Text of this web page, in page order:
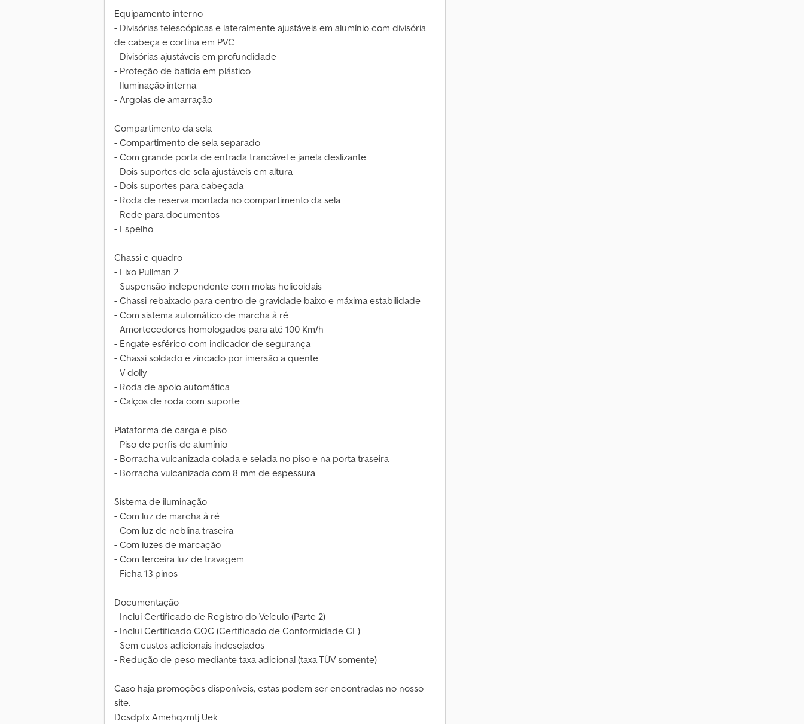
Equipamento interno
- Divisórias telescópicas e lateralmente ajustáveis em alumínio com divisória
de cabeça e cortina em PVC
- Divisórias ajustáveis em profundidade
- Proteção de batida em plástico
- Iluminação interna
- Argolas de amarração
Compartimento da sela
- Compartimento de sela separado
- Com grande porta de entrada trancável e janela deslizante
- Dois suportes de sela ajustáveis em altura
- Dois suportes para cabeçada
- Roda de reserva montada no compartimento da sela
- Rede para documentos
- Espelho
Chassi e quadro
- Eixo Pullman 2
- Suspensão independente com molas helicoidais
- Chassi rebaixado para centro de gravidade baixo e máxima estabilidade
- Com sistema automático de marcha à ré
- Amortecedores homologados para até 100 Km/h
- Engate esférico com indicador de segurança
- Chassi soldado e zincado por imersão a quente
- V-dolly
- Roda de apoio automática
- Calços de roda com suporte
Plataforma de carga e piso
- Piso de perfis de alumínio
- Borracha vulcanizada colada e selada no piso e na porta traseira
- Borracha vulcanizada com 8 mm de espessura
Sistema de iluminação
- Com luz de marcha à ré
- Com luz de neblina traseira
- Com luzes de marcação
- Com terceira luz de travagem
- Ficha 13 pinos
Documentação
- Inclui Certificado de Registro do Veículo (Parte 2)
- Inclui Certificado COC (Certificado de Conformidade CE)
- Sem custos adicionais indesejados
- Redução de peso mediante taxa adicional (taxa TÜV somente)
Caso haja promoções disponíveis, estas podem ser encontradas no nosso
site.
Dcsdpfx Amehqzmtj Uek